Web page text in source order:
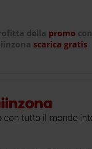
della promo con
scarica gratis